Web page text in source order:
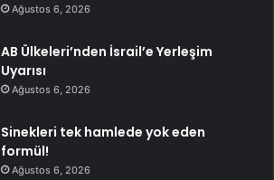
Ağustos 6, 2026
AB Ülkeleri’nden İsrail’e Yerleşim
Uyarısı
Ağustos 6, 2026
Sinekleri tek hamlede yok eden
formül!
Ağustos 6, 2026